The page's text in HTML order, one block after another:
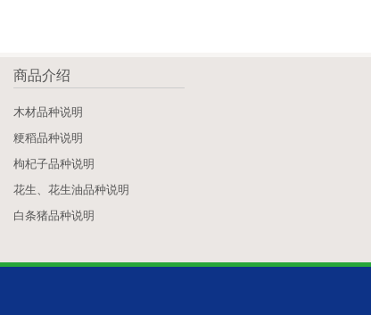
商品介绍
木材品种说明
粳稻品种说明
枸杞子品种说明
花生、花生油品种说明
白条猪品种说明